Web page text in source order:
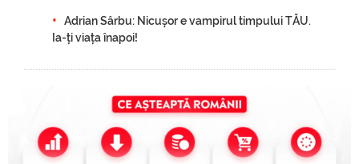
Adrian Sârbu: Nicușor e vampirul timpului TĂU.
Ia-ți viața înapoi!